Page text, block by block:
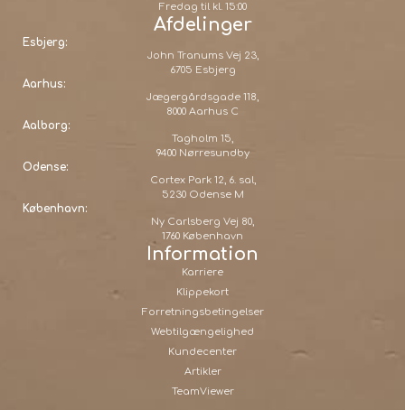
Fredag til kl. 15:00
Afdelinger
Esbjerg:
John Tranums Vej 23,
6705 Esbjerg
Aarhus:
Jægergårdsgade 118,
8000 Aarhus C
Aalborg:
Tagholm 15,
9400 Nørresundby
Odense:
Cortex Park 12, 6. sal,
5230 Odense M
København:
Ny Carlsberg Vej 80,
1760 København
Information
Karriere
Klippekort
Forretningsbetingelser
Webtilgængelighed
Kundecenter
Artikler
TeamViewer